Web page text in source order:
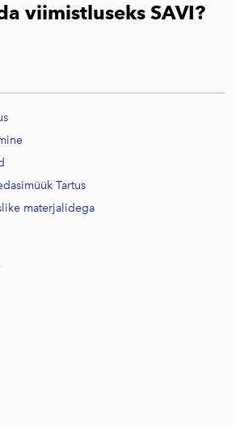
viimistluseks SAVI?
Tartus
materjalidega